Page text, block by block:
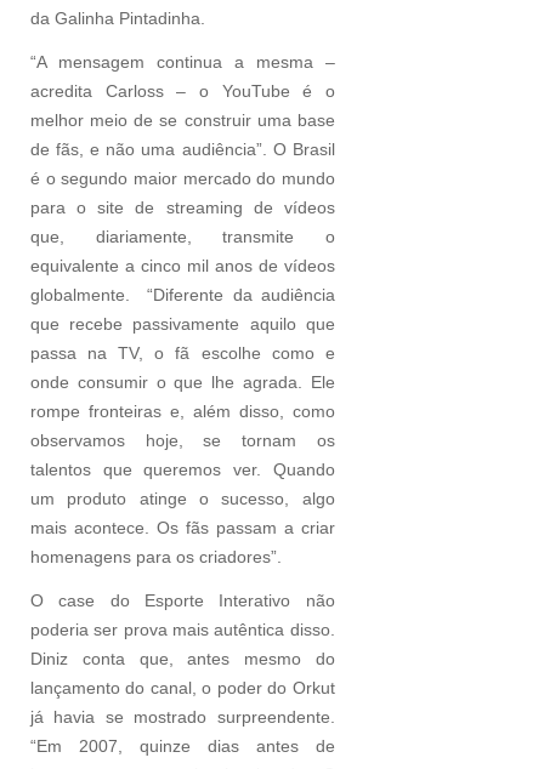
da Galinha Pintadinha.
“A mensagem continua a mesma –
acredita Carloss – o YouTube é o
melhor meio de se construir uma base
de fãs, e não uma audiência”. O Brasil
é o segundo maior mercado do mundo
para o site de streaming de vídeos
que, diariamente, transmite o
equivalente a cinco mil anos de vídeos
globalmente. “Diferente da audiência
que recebe passivamente aquilo que
passa na TV, o fã escolhe como e
onde consumir o que lhe agrada. Ele
rompe fronteiras e, além disso, como
observamos hoje, se tornam os
talentos que queremos ver. Quando
um produto atinge o sucesso, algo
mais acontece. Os fãs passam a criar
homenagens para os criadores”.
O case do Esporte Interativo não
poderia ser prova mais autêntica disso.
Diniz conta que, antes mesmo do
lançamento do canal, o poder do Orkut
já havia se mostrado surpreendente.
“Em 2007, quinze dias antes de